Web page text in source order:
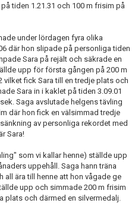
tiden 1.21.31 och 100 m frisim på
under lördagen fyra olika
där hon slipade på personliga tiden
Sara på rejält och säkrade en
upp för första gången på 200 m
fick Sara till en tredje plats och
Sara in i kaklet på tiden 3.09.01
Saga avslutade helgens tävling
där hon fick en välsimmad tredje
av personliga rekordet med
Sara!
som vi kallar henne) ställde upp
uppehåll. Saga hann träna
all ära till henne att hon vågade ge
upp och simmade 200 m frisim
plats och därmed en silvermedalj.